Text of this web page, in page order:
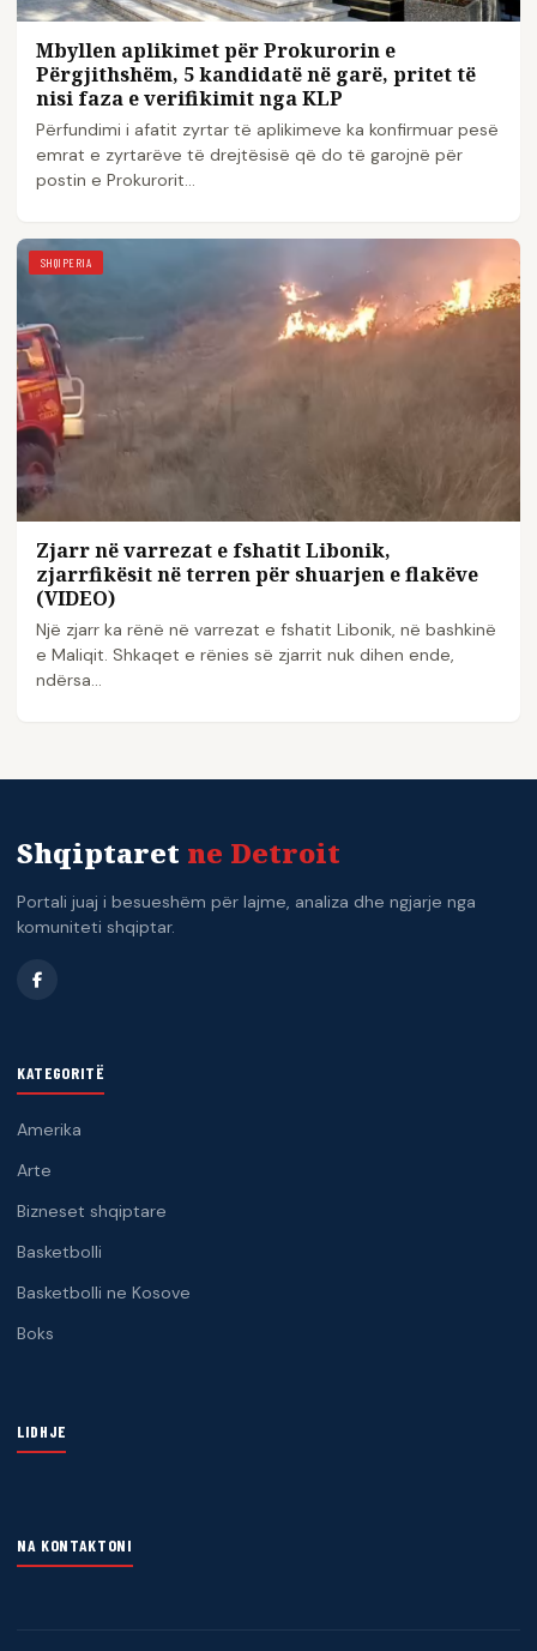
Mbyllen aplikimet për Prokurorin e
Përgjithshëm, 5 kandidatë në garë, pritet të
nisi faza e verifikimit nga KLP
Përfundimi i afatit zyrtar të aplikimeve ka konfirmuar pesë
emrat e zyrtarëve të drejtësisë që do të garojnë për
postin e Prokurorit…
SHQIPERIA
Zjarr në varrezat e fshatit Libonik,
zjarrfikësit në terren për shuarjen e flakëve
(VIDEO)
Një zjarr ka rënë në varrezat e fshatit Libonik, në bashkinë
e Maliqit. Shkaqet e rënies së zjarrit nuk dihen ende,
ndërsa…
Shqiptaret ne Detroit
Portali juaj i besueshëm për lajme, analiza dhe ngjarje nga
komuniteti shqiptar.
KATEGORITË
Amerika
Arte
Bizneset shqiptare
Basketbolli
Basketbolli ne Kosove
Boks
LIDHJE
NA KONTAKTONI